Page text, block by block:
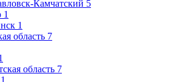
Камчатский 5
1
1
область 7
область 7
1